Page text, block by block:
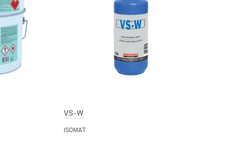
VS-W
ISOMAT